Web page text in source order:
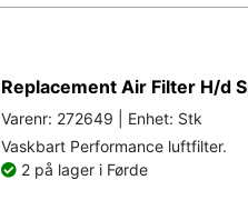
Replacement Air Filter H/d
Varenr: 272649 | Enhet: Stk
Vaskbart Performance luftfilter.
2 på lager i Førde